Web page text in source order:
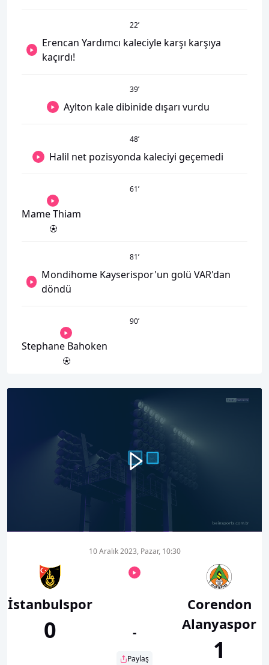
22’
Erencan Yardımcı kaleciyle karşı karşıya
kaçırdı!
39’
Aylton kale dibinide dışarı vurdu
48’
Halil net pozisyonda kaleciyi geçemedi
61’
Mame Thiam
81’
Mondihome Kayserispor'un golü VAR'dan
döndü
90’
Stephane Bahoken
İstanbulspor
0
10 Aralık 2023, Pazar, 10:30
-
Paylaş
Corendon
Alanyaspor
1